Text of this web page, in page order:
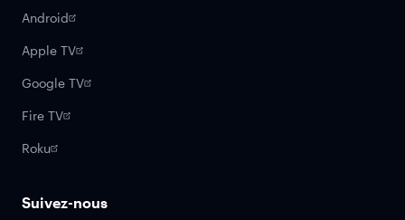
Android
Apple TV
Google TV
Fire TV
Roku
Suivez-nous